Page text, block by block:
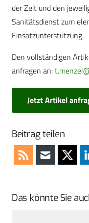
der Zeit und den
Sanitätsdienst zum
Einsatzunterstützung.
Den vollständigen
anfragen an:
Jetzt Artikel
Beitrag teilen
Das könnte Sie